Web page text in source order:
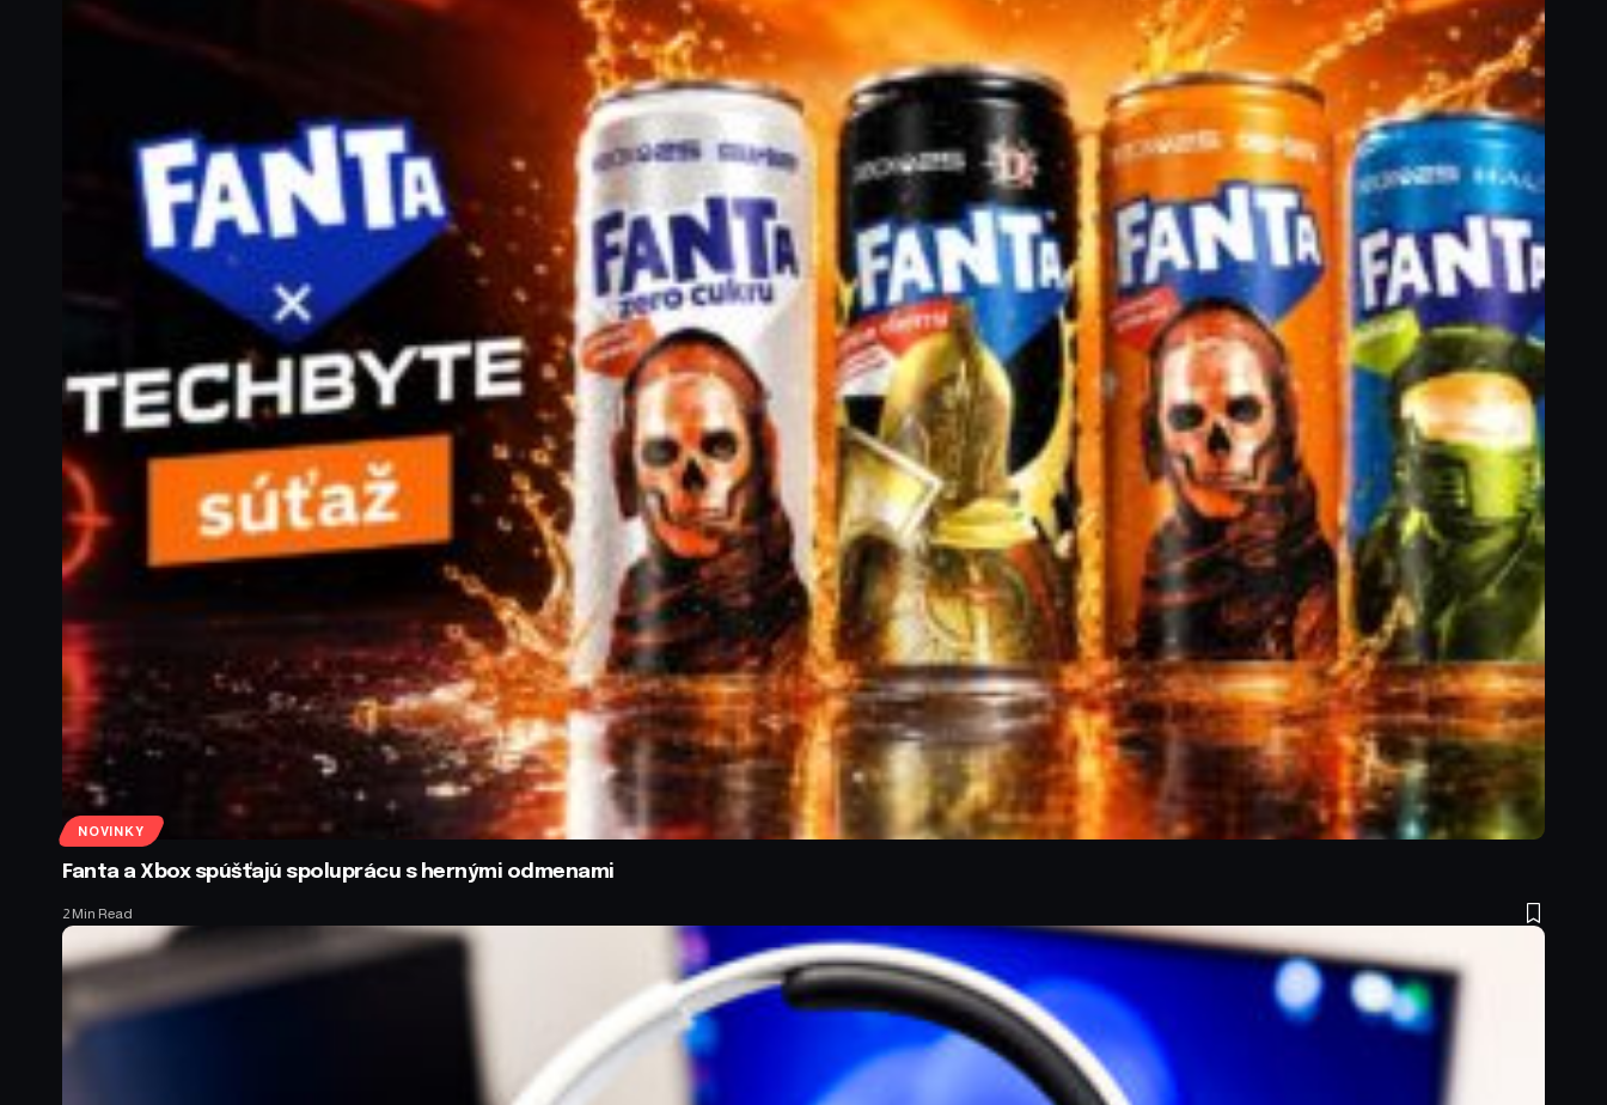
NOVINKY
Fanta a Xbox spúšťajú spoluprácu s hernými odmenami
2 Min Read